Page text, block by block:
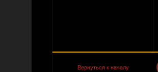
Вернуться к началу